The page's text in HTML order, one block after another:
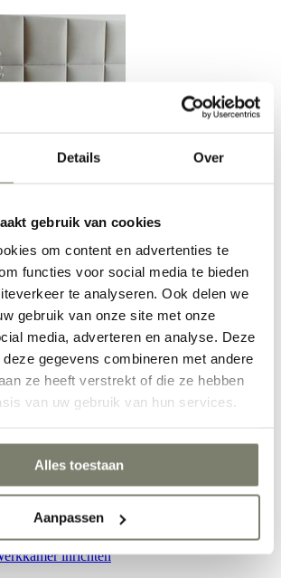
Details Over
gebruik van cookies
om content en advertenties te
functies voor social media te bieden
te analyseren. Ook delen we
gebruik van onze site met onze
media, adverteren en analyse. Deze
gegevens combineren met andere
ze heeft verstrekt of die ze hebben
van uw gebruik van hun services.
Alles toestaan
Aanpassen
inrichten
inrichten
inrichten